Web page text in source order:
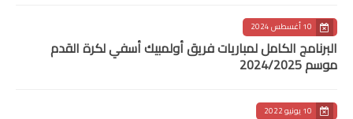
10 أغسطس 2024
البرنامج الكامل لمباريات فريق أولمبيك أسفي لكرة القدم
موسم 2024/2025
10 يونيو 2022